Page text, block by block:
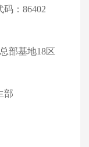
：86402
部基地18区
部